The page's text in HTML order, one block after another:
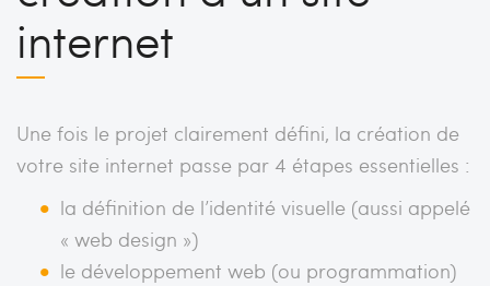
internet
Une fois le projet clairement défini, la création de
votre site internet passe par 4 étapes essentielles :
la définition de l’identité visuelle (aussi appelé
« web design »)
le développement web (ou programmation)